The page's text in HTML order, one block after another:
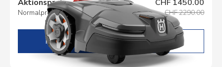
Aktionspreis CHF 1450.00
Normalpreis CHF 2290.00
DETAILS